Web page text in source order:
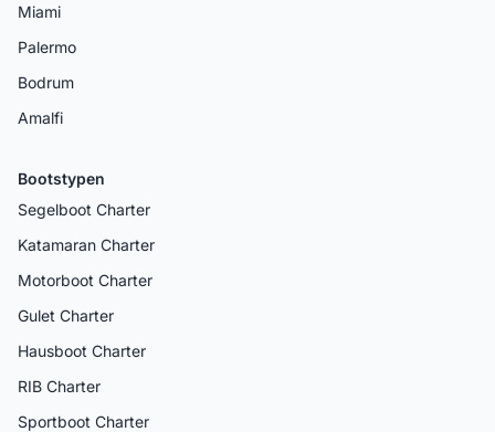
Miami
Palermo
Bodrum
Amalfi
Bootstypen
Segelboot Charter
Katamaran Charter
Motorboot Charter
Gulet Charter
Hausboot Charter
RIB Charter
Sportboot Charter